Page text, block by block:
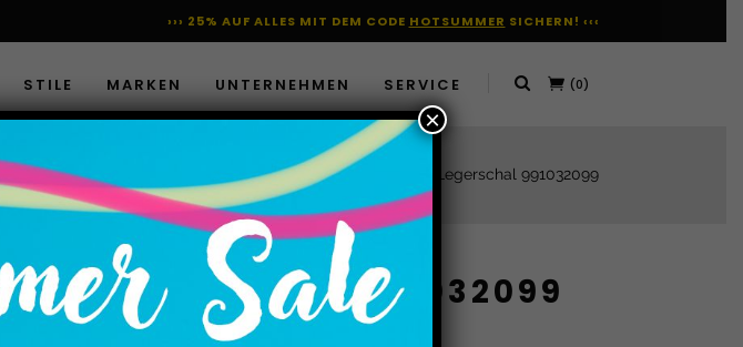
››› 25% AUF ALLES MIT DEM CODE HOTSUMMER SICHERN! ‹‹‹
STILE MARKEN UNTERNEHMEN SERVICE (0)
Haffke Fashion PN’A Legerschal 991032099
PN’A LEGERSCHAL 991032099
59,95 €
×